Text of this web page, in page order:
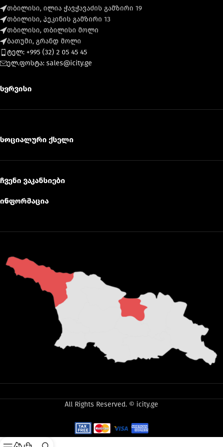
თბილისი, ილია ჭავჭავაძის გამზირი 19
თბილისი, პეკინის გამზირი 13
თბილისი, თბილისი მოლი
ბათუმი, გრანდ მოლი
ტელ: +995 (32) 2 05 45 45
ელ.ფოსტა: sales@icity.ge
სერვისი
სოციალური ქსელი
ჩვენი ვაკანსიები
ინფორმაცია
All Rights Reserved. © icity.ge